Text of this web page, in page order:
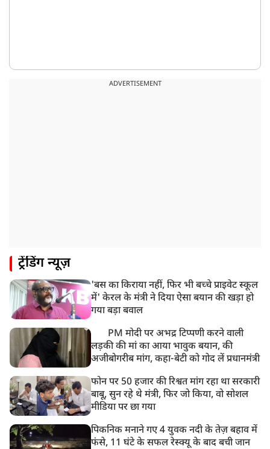
ADVERTISEMENT
ट्रेंडिंग न्यूज़
'बस का किराया नहीं, फिर भी बच्चे प्राइवेट स्कूल
में' केरल के मंत्री ने दिया ऐसा बयान की खड़ा हो
गया बड़ा बवाल
PM मोदी पर अभद्र टिप्पणी करने वाली
लड़की की मां का आया भावुक बयान, की
अजीबोगरीब मांग, कहा-बेटी को गोद लें प्रधानमंत्री
फोन पर 50 हजार की रिश्वत मांग रहा था सरकारी
बाबू, सुन रहे थे मंत्री, फिर जो किया, वो सोशल
मीडिया पर छा गया
पिकनिक मनाने गए 4 युवक नदी के तेज़ बहाव में
फंसे, 11 घंटे के सफल रेस्क्यू के बाद बची जान